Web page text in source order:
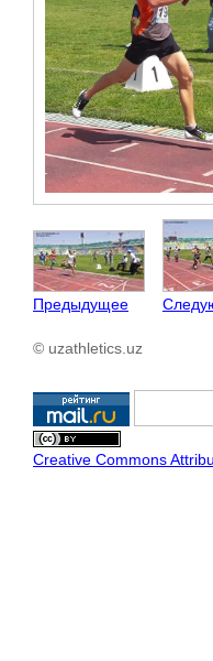
Предыдущее
© uzathletics.uz
Creative Commons